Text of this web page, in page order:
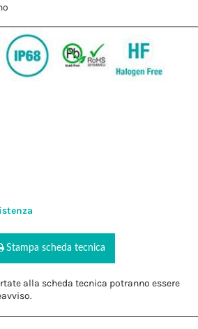
Stampa scheda tecnica
alla scheda tecnica potranno essere